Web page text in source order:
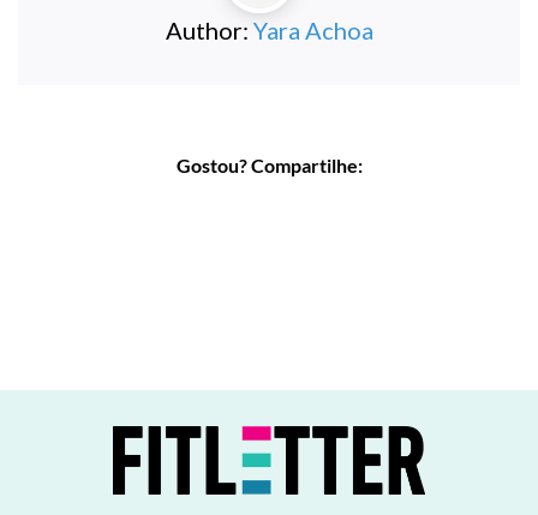
Author: Yara Achoa
Gostou? Compartilhe: